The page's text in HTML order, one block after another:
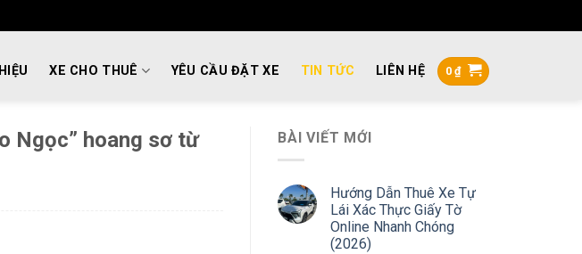
XE CHO THUÊ YÊU CẦU ĐẶT XE TIN TỨC LIÊN HỆ 0₫
Ngọc” hoang sơ từ
BÀI VIẾT MỚI
Hướng Dẫn Thuê Xe Tự
Lái Xác Thực Giấy Tờ
Online Nhanh Chóng
(2026)